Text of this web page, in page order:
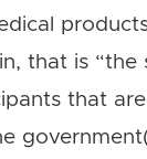
that is “the
that